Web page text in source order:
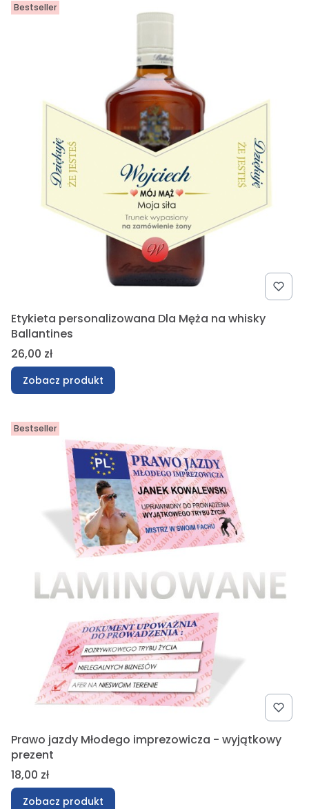
Bestseller
Etykieta personalizowana Dla Męża na whisky
Ballantines
Cena
26,00 zł
Zobacz produkt
Bestseller
Prawo jazdy Młodego imprezowicza - wyjątkowy
prezent
Cena
18,00 zł
Zobacz produkt